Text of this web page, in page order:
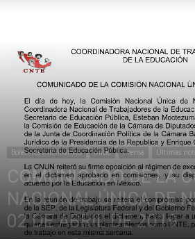
Social
de
la
Boletines Informativos Inicio Prensa Últimas
COMUNICADO DE LA
NACIONAL ÚNICA DE
02 DE ABRIL DE 2019